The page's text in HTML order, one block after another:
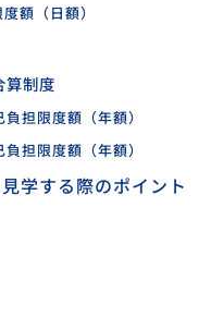
額（日額）
算制度
担限度額（年額）
担限度額（年額）
学する際のポイント